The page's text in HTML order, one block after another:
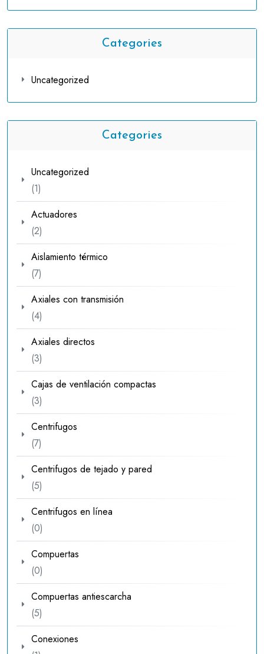
Categories
Uncategorized
Categories
Uncategorized
11
producto
Actuadores
22
productos
Aislamiento térmico
77
productos
Axiales con transmisión
44
productos
Axiales directos
33
productos
Cajas de ventilación compactas
33
productos
Centrifugos
77
productos
Centrifugos de tejado y pared
55
productos
Centrifugos en línea
00
productos
Compuertas
00
productos
Compuertas antiescarcha
55
productos
Conexiones